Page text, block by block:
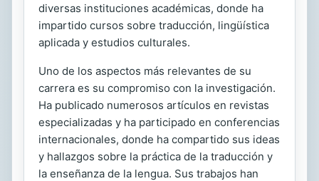
diversas instituciones académicas, donde ha
impartido cursos sobre traducción, lingüística
aplicada y estudios culturales.
Uno de los aspectos más relevantes de su
carrera es su compromiso con la investigación.
Ha publicado numerosos artículos en revistas
especializadas y ha participado en conferencias
internacionales, donde ha compartido sus ideas
y hallazgos sobre la práctica de la traducción y
la enseñanza de la lengua. Sus trabajos han